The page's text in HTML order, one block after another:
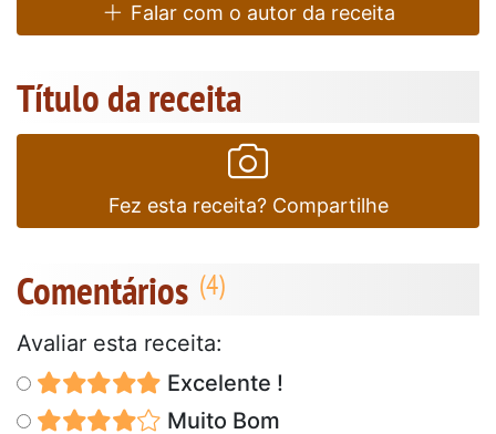
Falar com o autor da receita
Título da receita
Fez esta receita? Compartilhe
Comentários
Avaliar esta receita:
Excelente !
Muito Bom